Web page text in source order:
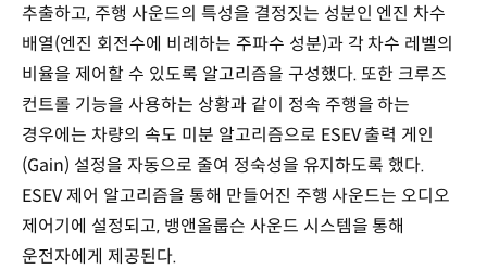
추출하고, 주행 사운드의 특성을 결정짓는 성분인 엔진 차수
배열(엔진 회전수에 비례하는 주파수 성분)과 각 차수 레벨의
비율을 제어할 수 있도록 알고리즘을 구성했다. 또한 크루즈
컨트롤 기능을 사용하는 상황과 같이 정속 주행을 하는
경우에는 차량의 속도 미분 알고리즘으로 ESEV 출력 게인
(Gain) 설정을 자동으로 줄여 정숙성을 유지하도록 했다.
ESEV 제어 알고리즘을 통해 만들어진 주행 사운드는 오디오
제어기에 설정되고, 뱅앤올룹슨 사운드 시스템을 통해
운전자에게 제공된다.